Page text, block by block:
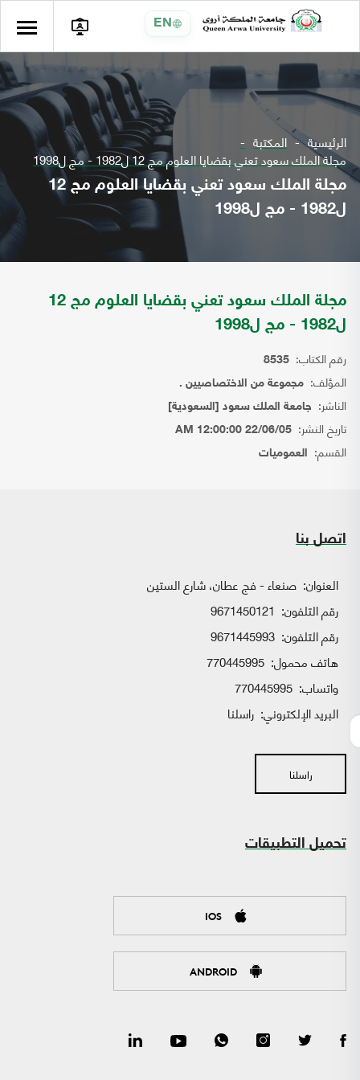
EN
الرئيسية المكتبة
مجلة الملك سعود تعني بقضايا العلوم مج 12 ل1982 - مج ل1998
مجلة الملك سعود تعني بقضايا العلوم مج 12
ل1982 - مج ل1998
مجلة الملك سعود تعني بقضايا العلوم مج 12
ل1982 - مج ل1998
رقم الكتاب: 8535
المؤلف: مجموعة من الاختصاصيين .
الناشر: جامعة الملك سعود [السعودية]
تاريخ النشر: 22/06/05 12:00:00 AM
القسم: العموميات
اتصل بنا
العنوان: صنعاء - فج عطان، شارع الستين
رقم التلفون: 9671450121
رقم التلفون: 9671445993
هاتف محمول: 770445995
واتساب:
البريد الإلكتروني: راسلنا
راسلنا
تحميل التطبيقات
IOS
ANDROID